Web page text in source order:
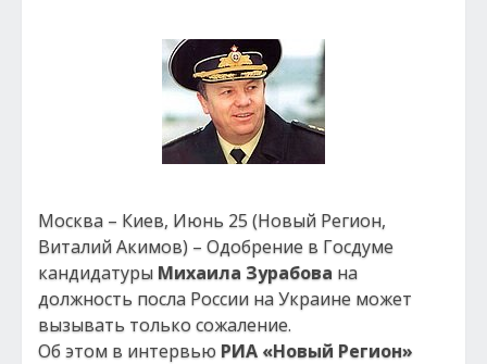
Москва – Киев, Июнь 25 (Новый Регион,
Виталий Акимов) – Одобрение в Госдуме
кандидатуры Михаила Зурабова на
должность посла России на Украине может
вызывать только сожаление.
Об этом в интервью РИА «Новый Регион»